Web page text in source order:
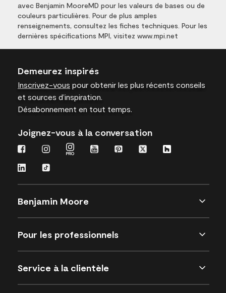
avec Benjamin MooreMD pour les valeurs de bases ou de
couleurs particulières. Pour de plus amples
renseignements, consultez les fiches techniques. Pour les
dernières spécifications MPI, visitez www.mpi.net
Demeurez inspirés
Inscrivez-vous pour obtenir les plus récents conseils
et sources d’inspiration.
Désabonnement en tout temps.
Joignez-vous à la conversation
Benjamin Moore
Pour les professionnels
Service à la clientèle